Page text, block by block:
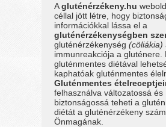
Agluténérzékeny.hu
céllal jött létre, hogy
információkkal lássa el a
gluténérzékenységben
gluténérzékenység(cöliákia)
immunreakciója a gluténere.
gluténmentes diétával
kaphatóak gluténmentes
Gluténmentes
felhasználva változatossá és
biztonságossá teheti a
diétát a gluténérzékeny
Önmagának.